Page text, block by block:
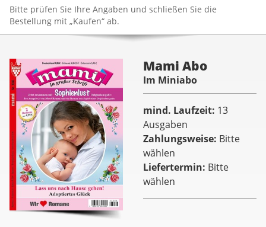
Bitte prüfen Sie Ihre Angaben und schließen Sie die
Bestellung mit „Kaufen“ ab.
Mami Abo
Im Miniabo
mind. Laufzeit 13
Ausgaben
Zahlungsweise Bitte
wählen
Liefertermin Bitte
wählen